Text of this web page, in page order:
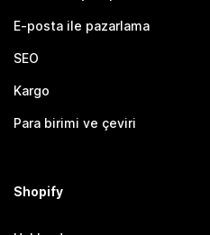
E-posta ile pazarlama
SEO
Kargo
Para birimi ve çeviri
Shopify